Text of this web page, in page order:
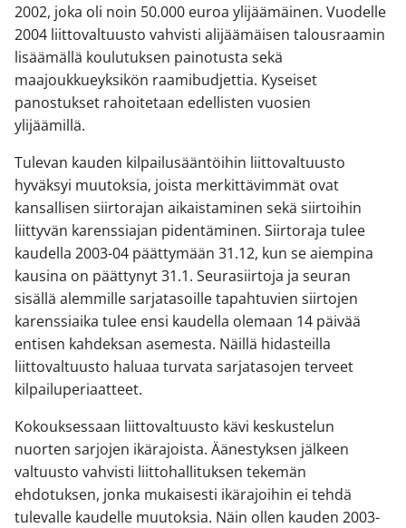
2002, joka oli noin 50.000 euroa ylijäämäinen. Vuodelle
2004 liittovaltuusto vahvisti alijäämäisen talousraamin
lisäämällä koulutuksen painotusta sekä
maajoukkueyksikön raamibudjettia. Kyseiset
panostukset rahoitetaan edellisten vuosien
ylijäämillä.
Tulevan kauden kilpailusääntöihin liittovaltuusto
hyväksyi muutoksia, joista merkittävimmät ovat
kansallisen siirtorajan aikaistaminen sekä siirtoihin
liittyvän karenssiajan pidentäminen. Siirtoraja tulee
kaudella 2003-04 päättymään 31.12, kun se aiempina
kausina on päättynyt 31.1. Seurasiirtoja ja seuran
sisällä alemmille sarjatasoille tapahtuvien siirtojen
karenssiaika tulee ensi kaudella olemaan 14 päivää
entisen kahdeksan asemesta. Näillä hidasteilla
liittovaltuusto haluaa turvata sarjatasojen terveet
kilpailuperiaatteet.
Kokouksessaan liittovaltuusto kävi keskustelun
nuorten sarjojen ikärajoista. Äänestyksen jälkeen
valtuusto vahvisti liittohallituksen tekemän
ehdotuksen, jonka mukaisesti ikärajoihin ei tehdä
tulevalle kaudelle muutoksia. Näin ollen kauden 2003-